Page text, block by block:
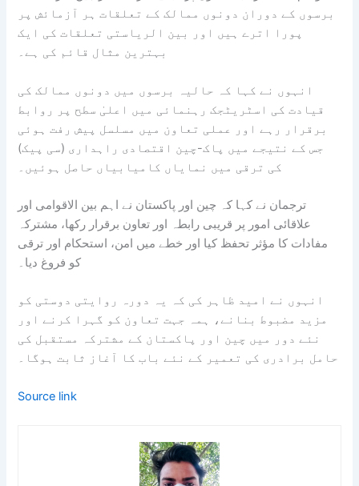
برسوں کے دوران دونوں ممالک کے تعلقات ہر آزمائش پر
پورا اترے ہیں اور بین الریاستی تعلقات کی ایک
بہترین مثال قائم کی ہے۔
انہوں نے کہا کہ حالیہ برسوں میں دونوں ممالک کی
قیادت کی اسٹریٹجک رہنمائی میں اعلیٰ سطح پر روابط
برقرار رہے اور عملی تعاون میں مسلسل پیش رفت ہوئی
جس کے نتیجے میں پاک-چین اقتصادی راہداری (سی پیک)
کی ترقی میں نمایاں کامیابیاں حاصل ہوئیں۔
ترجمان نے کہا کہ چین اور پاکستان نے اہم بین الاقوامی اور
علاقائی امور پر قریبی رابطہ اور تعاون برقرار رکھا، مشترکہ
مفادات کا مؤثر تحفظ کیا اور خطے میں امن، استحکام اور ترقی
کو فروغ دیا۔
انہوں نے امید ظاہر کی کہ یہ دورہ روایتی دوستی کو
مزید مضبوط بنانے، ہمہ جہت تعاون کو گہرا کرنے اور
نئے دور میں چین اور پاکستان کے مشترکہ مستقبل کی
حامل برادری کی تعمیر کے نئے باب کا آغاز ثابت ہوگا۔
Source link